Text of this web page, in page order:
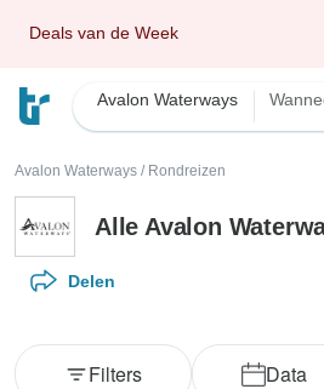
Deals van de Week
Avalon Waterways
Avalon Waterways / Rondreizen
Alle Avalon
Delen
Data
Filters